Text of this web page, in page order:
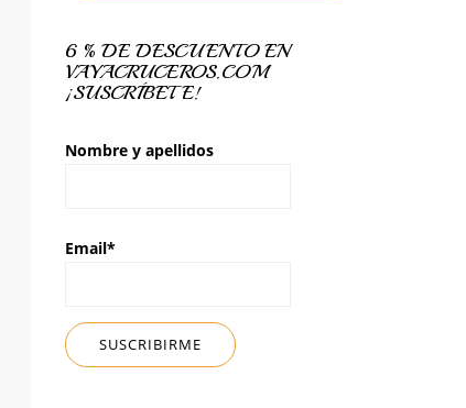
6 % DE DESCUENTO EN
VAYACRUCEROS.COM
¡SUSCRÍBETE!
Nombre y apellidos
Email*